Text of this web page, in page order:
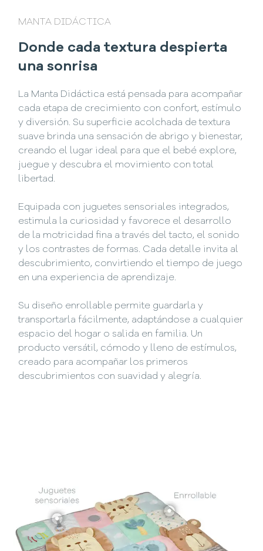
MANTA DIDÁCTICA
Donde cada textura despierta
una sonrisa
La Manta Didáctica está pensada para acompañar
cada etapa de crecimiento con confort, estímulo
y diversión. Su superficie acolchada de textura
suave brinda una sensación de abrigo y bienestar,
creando el lugar ideal para que el bebé explore,
juegue y descubra el movimiento con total
libertad.
Equipada con juguetes sensoriales integrados,
estimula la curiosidad y favorece el desarrollo
de la motricidad fina a través del tacto, el sonido
y los contrastes de formas. Cada detalle invita al
descubrimiento, convirtiendo el tiempo de juego
en una experiencia de aprendizaje.
Su diseño enrollable permite guardarla y
transportarla fácilmente, adaptándose a cualquier
espacio del hogar o salida en familia. Un
producto versátil, cómodo y lleno de estímulos,
creado para acompañar los primeros
descubrimientos con suavidad y alegría.